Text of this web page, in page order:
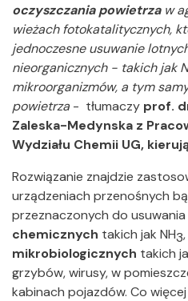
oczyszczania powietrzaw
wieżach fotokatalitycznych,
jednoczesne usuwanie
nieorganicznych - takich jak
mikroorganizmów, a tym
powietrza - tłumaczy prof.
Zaleska-Medynska z
Wydziału Chemii UG,
Rozwiązanie znajdzie
urządzeniach przenośnych
przeznaczonych do usuwania
chemicznych takich jak NH3
mikrobiologicznych takich
grzybów, wirusy, w
kabinach pojazdów. Co